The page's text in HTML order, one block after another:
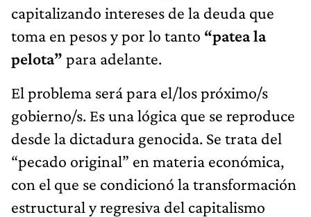
capitalizando intereses de la deuda que
toma en pesos y por lo tanto “patea la
pelota” para adelante.
El problema será para el/los próximo/s
gobierno/s. Es una lógica que se reproduce
desde la dictadura genocida. Se trata del
“pecado original” en materia económica,
con el que se condicionó la transformación
estructural y regresiva del capitalismo